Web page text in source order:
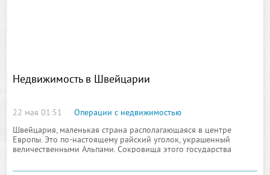
Недвижимость в Швейцарии
22 мая 01:51
Операции с недвижимостью
Швейцария, маленькая страна располагающаяся в центре
Европы. Это по-настоящему райский уголок, украшенный
величественными Альпами. Сокровища этого государства
глазу туриста